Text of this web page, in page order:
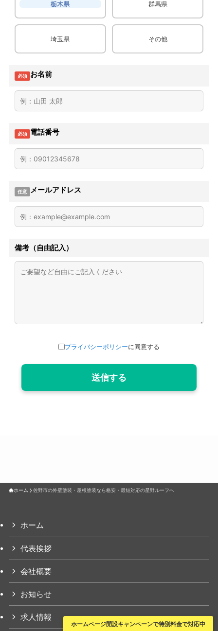
栃木県 群馬県
埼玉県 その他
お名前
必須
電話番号
必須
メールアドレス
任意
備考（自由記入）
プライバシーポリシーに同意する
送信する
ホーム 佐野市の外壁塗装・屋根塗装なら格安・最短対応の星野ルーフへ
ホーム
代表挨拶
会社概要
お知らせ
求人情報
ホームページ開設キャンペーンで特別料金で対応中